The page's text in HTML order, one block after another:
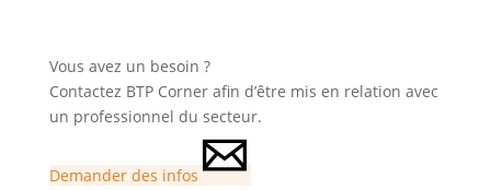
Vous avez un besoin ?
Contactez BTP Corner afin d’être mis en relation avec
un professionnel du secteur.
Demander des infos